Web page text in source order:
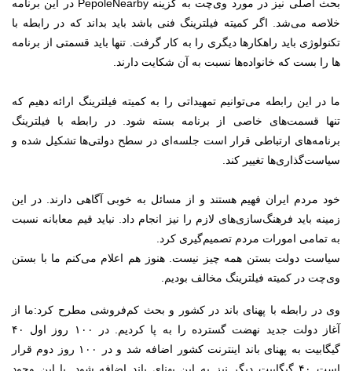
بحث اصلی نیز در مورد وی‌چت به گزینه PepoleNearby در این برنامه
خلاصه می‌شد. اگر کمیته فیلترینگ فنی باشد باید بداند که در رابطه با
تکنولوژی باید راهکارها دیگری را به کار گرفت. تنها باید قسمتی از برنامه
ها را بست که خانواده‌ها نسبت به آن شکایت دارند.
ما در این رابطه می‌توانیم تمهیداتی را به کمیته فیلترینگ ارائه دهیم که
تنها قسمت‌های خاصی از برنامه بسته شود. در رابطه با فیلترینگ
برنامه‌های ارتباطی قرار است جلسه‌ای در سطح دولتی‌ها تشکیل شده و
سیاست‌گذاری‌ها تغییر کند.
خود مردم ایران فهیم هستند و از مسائل به خوبی آگاهی دارند. در این
زمینه باید فرهنگ‌سازی‌های لازم را نیز انجام داد. نباید قیم معابانه نسبت
به تمامی امورات مردم تصمیم‌گیری کرد.
سیاست دولت بستن همه چیز نیست. هنوز هم اعلام می‌کنم ما با بستن
وی‌چت در کمیته فیلترینگ مخالف بودیم.
وی در رابطه با پهنای باند در کشور و بحث کم‌فروشی مطرح کرد:ما از
آغاز دولت جدید نهضت گسترده را به پا کردیم. در ۱۰۰ روز اول ۴۰
گیگابیت به پهنای باند اینترنت کشور اضافه شد و در ۱۰۰ روز دوم قرار